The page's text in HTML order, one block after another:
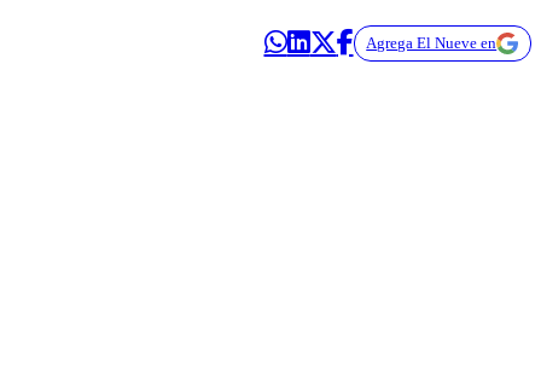
Agrega El Nueve en